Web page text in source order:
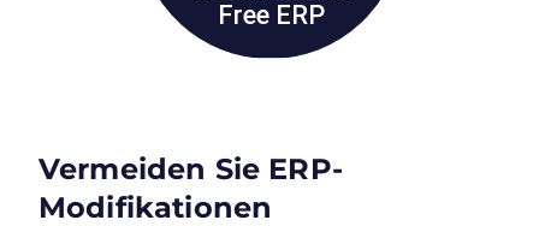
Vermeiden Sie ERP-
Modifikationen